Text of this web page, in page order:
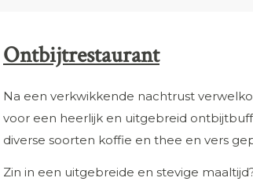
Ontbijtrestaurant
Na een verkwikkende nachtrust
voor een heerlijk en uitgebreid
diverse soorten koffie en thee en vers
Zin in een uitgebreide en stevige